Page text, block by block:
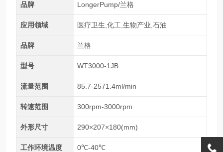
品牌 LongerPump/兰格
应用领域 医疗卫生,化工,生物产业,石油
品牌 兰格
型号 WT3000-1JB
流量范围 85.7-2571.4ml/min
转速范围 300rpm-3000rpm
外形尺寸 290×207×180(mm)
工作环境温度 0℃-40℃